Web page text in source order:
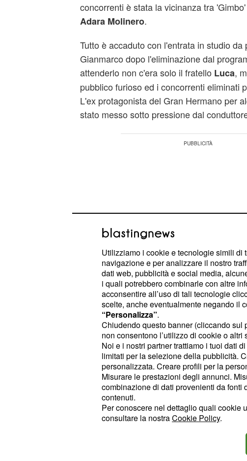
concorrenti è stata la vicinanza tra
Adara Molinero.
Tutto è accaduto con l'entrata in studio da
Gianmarco dopo l'eliminazione dal
attenderlo non c'era solo il fratello Luca,
pubblico furioso ed i concorrenti eliminati
L'ex protagonista del Gran Hermano per
stato messo sotto pressione dal
Ad alimentare il malcontento dei presenti
l'ammissione di Gianmarco, che ha
innamorato della sua coinquilina.
Dopo le numerose critiche nei confronti
sceso in campo per difendere il fratello.
duro scontrotra il fidanzato della Mrazova
"Scusatemi, ma non siete carini con lui".
senior non ci sarebbe nulla di male, se
una cotta per un'altra. Prima di
Luca ha replicato duramente al
Utilizziamo i cookie e tecnologie simili di
navigazione e per analizzare il nostro
dati web, pubblicità e social media,
i quali potrebbero combinarle con altre
acconsentire all’uso di tali tecnologie
scelte, anche eventualmente negando il
“Personalizza”.
Chiudendo questo banner (cliccando sul
non consentono l’utilizzo di cookie o
Noi e i nostri partner trattiamo i tuoi dati
limitati per la selezione della pubblicità.
personalizzata. Creare profili per la
Misurare le prestazioni degli annunci.
combinazione di dati provenienti da
contenuti.
Per conoscere nel dettaglio quali cookie
consultare la nostraCookie Policy.